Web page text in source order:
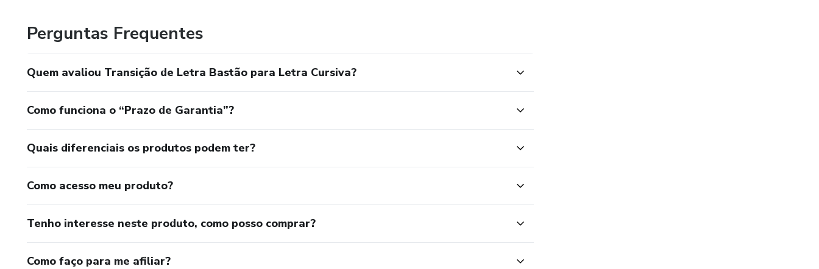
Perguntas Frequentes
Quem avaliou Transição de Letra Bastão para Letra Cursiva?
Como funciona o “Prazo de Garantia”?
Quais diferenciais os produtos podem ter?
Como acesso meu produto?
Tenho interesse neste produto, como posso comprar?
Como faço para me afiliar?